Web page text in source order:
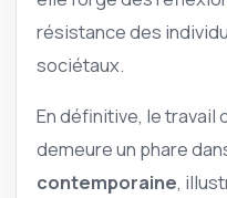
résistance des
sociétaux.
En définitive, le travail
demeure un phare
contemporaine,